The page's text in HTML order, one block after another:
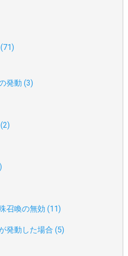
発動 (3)
召喚の無効 (11)
発動した場合 (5)